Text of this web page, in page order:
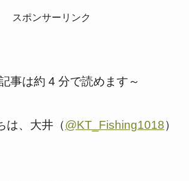
スポンサーリンク
事は約 4 分で読めます～
は、大井（@KT_Fishing1018）